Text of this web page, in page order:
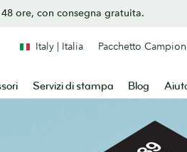
ore, con consegna gratuita.
Servizi di stampa Blog
Italy | Italia Pacchetto